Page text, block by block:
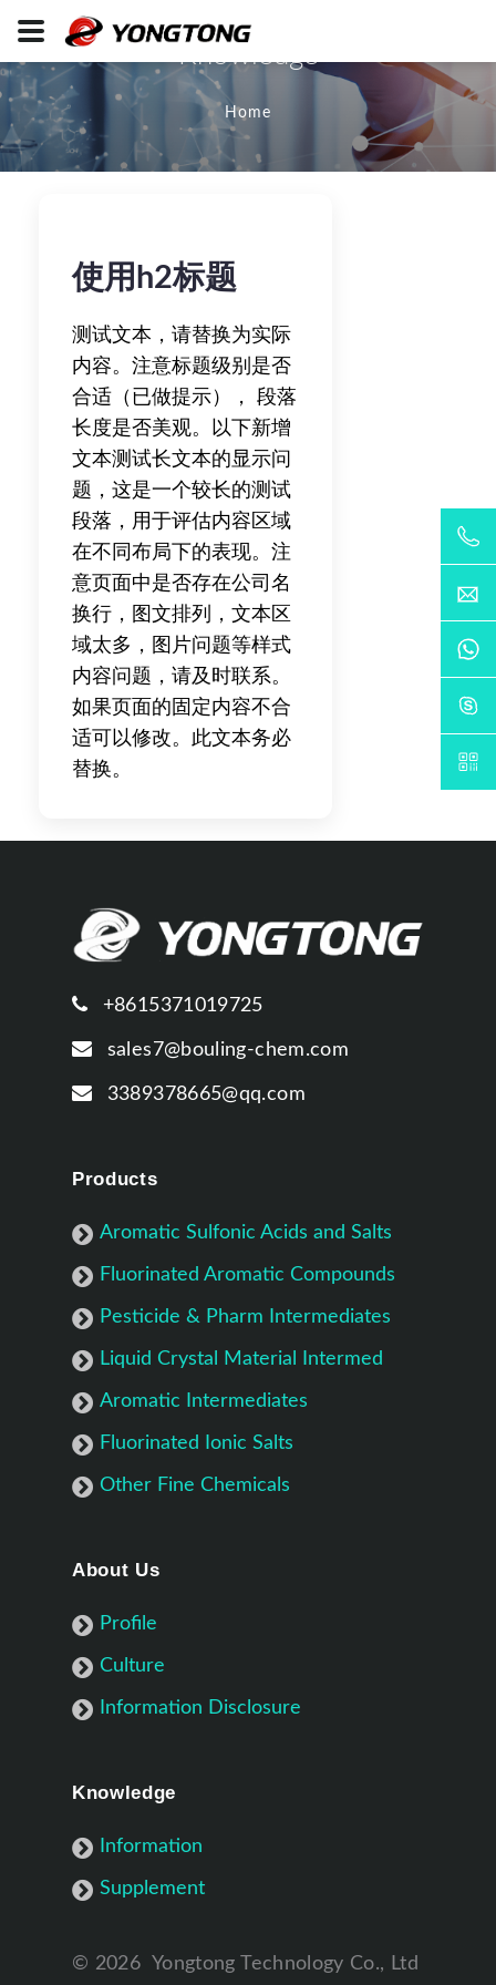
Knowledge
Home
使用h2标题
测试文本，请替换为实际
内容。注意标题级别是否
合适（已做提示）， 段落
长度是否美观。以下新增
文本测试长文本的显示问
题，这是一个较长的测试
段落，用于评估内容区域
在不同布局下的表现。注
意页面中是否存在公司名
换行，图文排列，文本区
域太多，图片问题等样式
内容问题，请及时联系。
如果页面的固定内容不合
适可以修改。此文本务必
替换。
+8615371019725
sales7@bouling-chem.com
3389378665@qq.com
Products
Aromatic Sulfonic Acids and Salts
Fluorinated Aromatic Compounds
Pesticide & Pharm Intermediates
Liquid Crystal Material Intermed
Aromatic Intermediates
Fluorinated Ionic Salts
Other Fine Chemicals
About Us
Profile
Culture
Information Disclosure
Knowledge
Information
Supplement
© 2026 Yongtong Technology Co., Ltd